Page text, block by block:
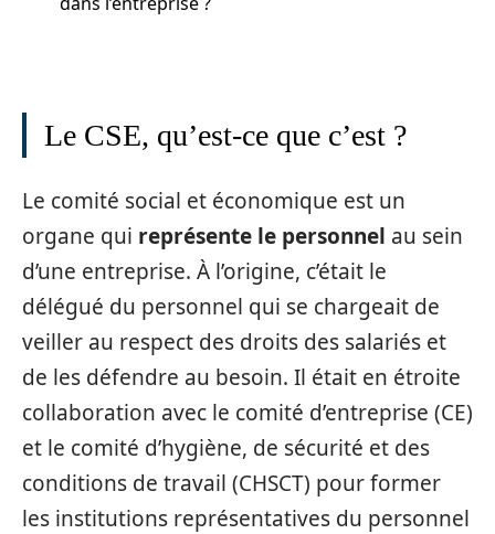
Le CSE, qu’est-ce que c’est ?
Le comité social et économique est un
organe qui représente le personnel au sein
d’une entreprise. À l’origine, c’était le
délégué du personnel qui se chargeait de
veiller au respect des droits des salariés et
de les défendre au besoin. Il était en étroite
collaboration avec le comité d’entreprise (CE)
et le comité d’hygiène, de sécurité et des
conditions de travail (CHSCT) pour former
les institutions représentatives du personnel